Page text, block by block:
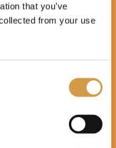
that you’ve
from your use
bij en betaalt aan